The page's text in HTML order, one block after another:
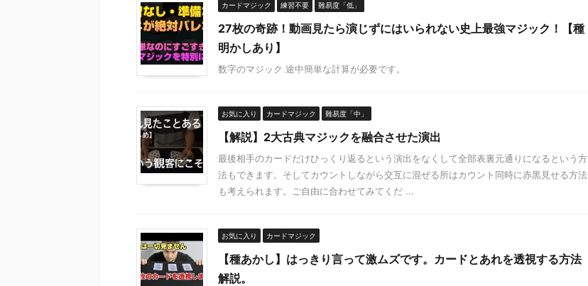
カードマジック 練習不要 難易度「低」
27枚の奇跡！動画見たら演じずにはいられない史上最強マジック！【種
明かしあり】
数字のマジック 途中簡単な計算が必要です。
お気に入り カードマジック 難易度「中」
【解説】2大古典マジックを融合させた演出
最後相手のカードだけひっくり返るという演出をなくして全部表裏元通りになるという方
法もできます。そしてカウントしながら交互に混ぜる所はカウント同時に赤黒見せる方法
も考えられます。ご自由に合わせてみてくだ ...
お気に入り カードマジック
【種あかし】はっきり言って激ムズです。カードとあれを透視する方法
解説。